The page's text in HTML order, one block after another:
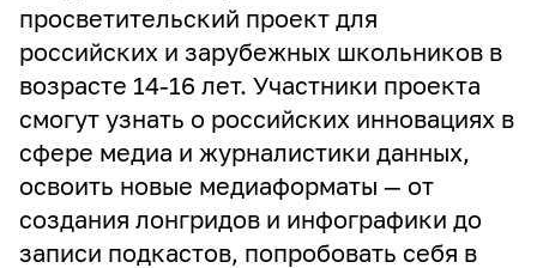
просветительский проект для
российских и зарубежных школьников в
возрасте 14-16 лет. Участники проекта
смогут узнать о российских инновациях в
сфере медиа и журналистики данных,
освоить новые медиаформаты — от
создания лонгридов и инфографики до
записи подкастов, попробовать себя в